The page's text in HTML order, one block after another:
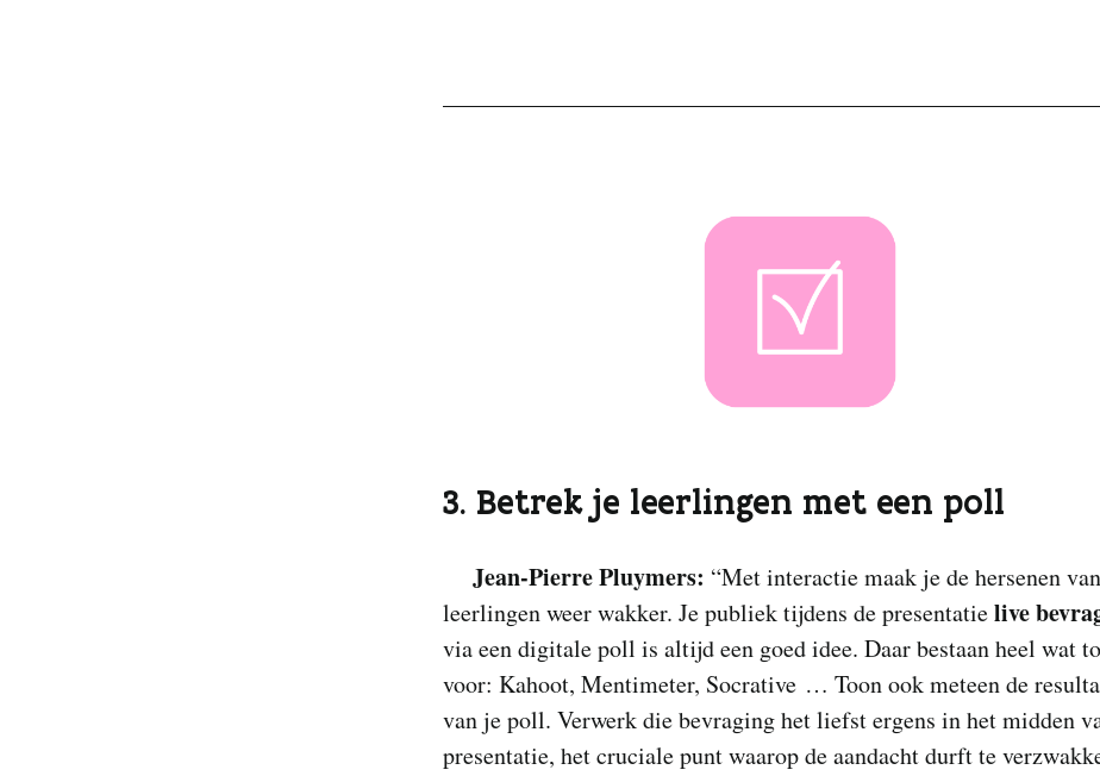
3. Betrek je leerlingen met een poll
Jean-Pierre Pluymers: “Met interactie maak je de hersenen van
leerlingen weer wakker. Je publiek tijdens de presentatielive
via een digitale poll is altijd een goed idee. Daar bestaan heel wat
voor: Kahoot, Mentimeter, Socrative … Toon ook meteen de
van je poll. Verwerk die bevraging het liefst ergens in het midden
presentatie, het cruciale punt waarop de aandacht durft te